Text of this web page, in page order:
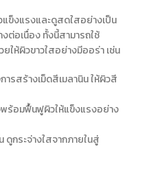
แข็งแรงและดูสดใสอย่างเป็น
ต่อเนื่อง ทั้งนี้สามารถใช้
ยให้ผิวขาวใสอย่างมีออร่า เช่น
รสร้างเม็ดสีเมลานิน ให้ผิวสี
ร้อมฟื้นฟูผิวให้แข็งแรงอย่าง
ดูกระจ่างใสจากภายในสู่